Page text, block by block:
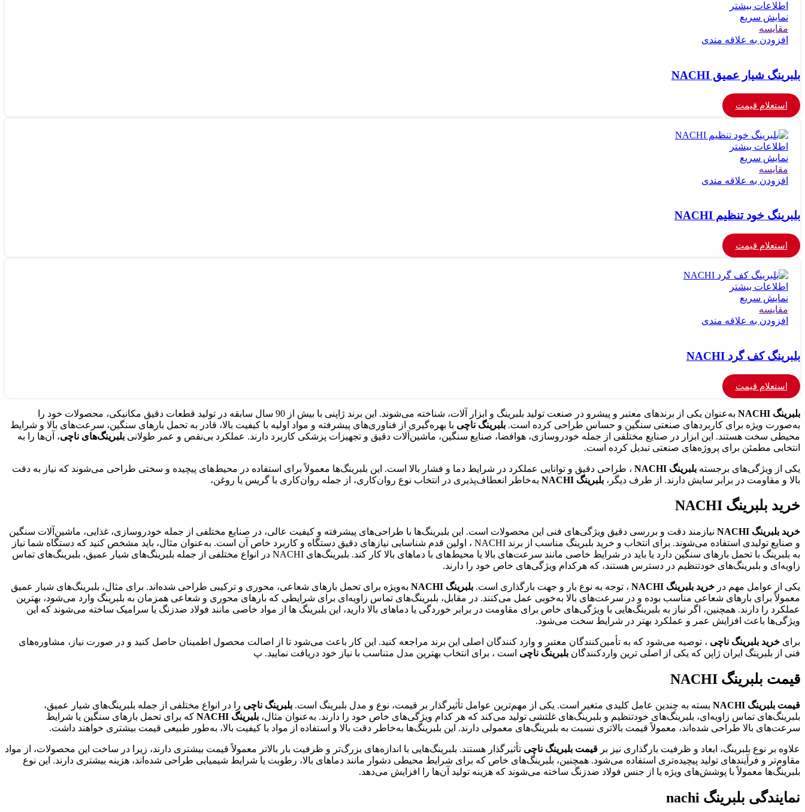
اطلاعات بیشتر
نمایش سریع
مقايسه
افزودن به علاقه مندی
بلبرینگ شیار عمیق NACHI
استعلام قیمت
اطلاعات بیشتر
نمایش سریع
مقايسه
افزودن به علاقه مندی
بلبرینگ خود تنظیم NACHI
استعلام قیمت
اطلاعات بیشتر
نمایش سریع
مقايسه
افزودن به علاقه مندی
بلبرینگ کف گرد NACHI
استعلام قیمت
بلبرینگ‌ NACHI
به‌عنوان یکی از برندهای معتبر و پیشرو در صنعت تولید بلبرینگ و ابزار آلات، شناخته می‌شوند. این برند ژاپنی با بیش از 90 سال سابقه در تولید قطعات دقیق مکانیکی، محصولات خود را
به‌صورت ویژه برای کاربردهای صنعتی سنگین و حساس طراحی کرده است. بلبرینگ‌ ناچی با بهره‌گیری از فناوری‌های پیشرفته و مواد اولیه با کیفیت بالا، قادر به تحمل بارهای سنگین، سرعت‌های بالا و شرایط
محیطی سخت هستند. این ابزار در صنایع مختلفی از جمله خودروسازی، هوافضا، صنایع سنگین، ماشین‌آلات دقیق و تجهیزات پزشکی کاربرد دارند. عملکرد بی‌نقص و عمر طولانی بلبرینگ‌های ناچی، آن‌ها را به
انتخابی مطمئن برای پروژه‌های صنعتی تبدیل کرده است.
یکی از ویژگی‌های برجسته بلبرینگ‌ NACHI
، طراحی دقیق و توانایی عملکرد در شرایط دما و فشار بالا است. این بلبرینگ‌ها معمولاً برای استفاده در محیط‌های پیچیده و سختی طراحی می‌شوند که نیاز به دقت
بالا و مقاومت در برابر سایش دارند. از طرف دیگر، بلبرینگ‌ NACHI به‌خاطر انعطاف‌پذیری در انتخاب نوع روان‌کاری، از جمله روان‌کاری با گریس یا روغن،
خرید بلبرینگ NACHI
خرید بلبرینگ NACHI
نیازمند دقت و بررسی دقیق ویژگی‌های فنی این محصولات است. این بلبرینگ‌ها با طراحی‌های پیشرفته و کیفیت عالی، در صنایع مختلفی از جمله خودروسازی، غذایی، ماشین‌آلات سنگین
و صنایع تولیدی استفاده می‌شوند. برای انتخاب و خرید بلبرینگ مناسب از برند NACHI ، اولین قدم شناسایی نیازهای دقیق دستگاه و کاربرد خاص آن است. به‌عنوان مثال، باید مشخص کنید که دستگاه شما نیاز
به بلبرینگ با تحمل بارهای سنگین دارد یا باید در شرایط خاصی مانند سرعت‌های بالا یا محیط‌های با دماهای بالا کار کند. بلبرینگ‌های NACHI در انواع مختلفی از جمله بلبرینگ‌های شیار عمیق، بلبرینگ‌های تماس
زاویه‌ای و بلبرینگ‌های خودتنظیم در دسترس هستند، که هرکدام ویژگی‌های خاص خود را دارند.
یکی از عوامل مهم در خرید بلبرینگ NACHI ، توجه به نوع بار و جهت بارگذاری است. بلبرینگ‌ NACHI
به‌ویژه برای تحمل بارهای شعاعی، محوری و ترکیبی طراحی شده‌اند. برای مثال، بلبرینگ‌های شیار عمیق
معمولاً برای بارهای شعاعی مناسب بوده و در سرعت‌های بالا به‌خوبی عمل می‌کنند. در مقابل، بلبرینگ‌های تماس زاویه‌ای برای شرایطی که بارهای محوری و شعاعی همزمان به بلبرینگ وارد می‌شود، بهترین
عملکرد را دارند. همچنین، اگر نیاز به بلبرینگ‌هایی با ویژگی‌های خاص برای مقاومت در برابر خوردگی یا دماهای بالا دارید، این بلبرینگ ها از مواد خاصی مانند فولاد ضدزنگ یا سرامیک ساخته می‌شوند که این
ویژگی‌ها باعث افزایش عمر و عملکرد بهتر در شرایط سخت می‌شود.
برای خرید بلبرینگ ناچی ، توصیه می‌شود که به تأمین‌کنندگان معتبر و وارد کنندگان اصلی این برند مراجعه کنید. این کار باعث می‌شود تا از اصالت محصول اطمینان حاصل کنید و در صورت نیاز، مشاوره‌های
فنی از بلبرینگ ایران ژاپن که یکی از اصلی ترین واردکنندگان بلبرینگ ناچی است ، برای انتخاب بهترین مدل متناسب با نیاز خود دریافت نمایید. پ
قیمت بلبرینگ NACHI
قیمت بلبرینگ NACHI بسته به چندین عامل کلیدی متغیر است. یکی از مهم‌ترین عوامل تأثیرگذار بر قیمت، نوع و مدل بلبرینگ است. بلبرینگ ناچی را در انواع مختلفی از جمله بلبرینگ‌های شیار عمیق،
بلبرینگ‌های تماس زاویه‌ای، بلبرینگ‌های خودتنظیم و بلبرینگ‌های غلتشی تولید می‌کند که هر کدام ویژگی‌های خاص خود را دارند. به‌عنوان مثال، بلبرینگ‌ NACHI
که برای تحمل بارهای سنگین یا شرایط
سرعت‌های بالا طراحی شده‌اند، معمولاً قیمت بالاتری نسبت به بلبرینگ‌های معمولی دارند. این بلبرینگ‌ها به‌خاطر دقت بالا و استفاده از مواد با کیفیت بالا، به‌طور طبیعی قیمت بیشتری خواهند داشت.
علاوه بر نوع بلبرینگ، ابعاد و ظرفیت بارگذاری نیز بر قیمت بلبرینگ‌ ناچی تأثیرگذار هستند. بلبرینگ‌هایی با اندازه‌های بزرگ‌تر و ظرفیت بار بالاتر معمولاً قیمت بیشتری دارند، زیرا در ساخت این محصولات، از مواد
مقاوم‌تر و فرآیندهای تولید پیچیده‌تری استفاده می‌شود. همچنین، بلبرینگ‌های خاص که برای شرایط محیطی دشوار مانند دماهای بالا، رطوبت یا شرایط شیمیایی طراحی شده‌اند، هزینه بیشتری دارند. این نوع
بلبرینگ‌ها معمولاً با پوشش‌های ویژه یا از جنس فولاد ضدزنگ ساخته می‌شوند که هزینه تولید آن‌ها را افزایش می‌دهد.
نمایندگی بلبرینگ nachi